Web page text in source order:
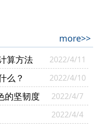
more>>
算方法
2022/4/11
么？ 2022/4/10
的坚韧度 2022/4/7
2022/4/4